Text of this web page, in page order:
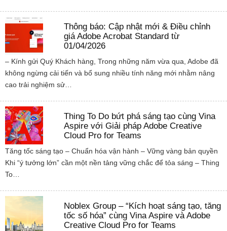
Thông báo: Cập nhật mới & Điều chỉnh
giá Adobe Acrobat Standard từ
01/04/2026
– Kính gửi Quý Khách hàng, Trong những năm vừa qua, Adobe đã
không ngừng cải tiến và bổ sung nhiều tính năng mới nhằm nâng
cao trải nghiệm sử…
Thing To Do bứt phá sáng tạo cùng Vina
Aspire với Giải pháp Adobe Creative
Cloud Pro for Teams
Tăng tốc sáng tạo – Chuẩn hóa vận hành – Vững vàng bản quyền
Khi “ý tưởng lớn” cần một nền tảng vững chắc để tỏa sáng – Thing
To…
Noblex Group – “Kích hoạt sáng tạo, tăng
tốc số hóa” cùng Vina Aspire và Adobe
Creative Cloud Pro for Teams